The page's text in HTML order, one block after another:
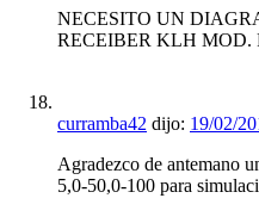
NECESITO UN
RECEIBER KLH MOD.
curramba42 dijo: 19/02/
Agradezco de antemano
5,0-50,0-100 para